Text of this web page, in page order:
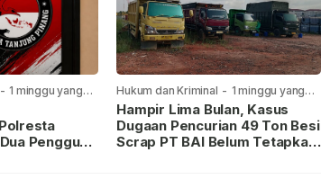
- 1 minggu yang
Pengguna
Hukum dan Kriminal - 1 minggu yang
lalu
Hampir Lima Bulan, Kasus
Dugaan Pencurian 49 Ton Besi
Scrap PT BAI Belum Tetapkan